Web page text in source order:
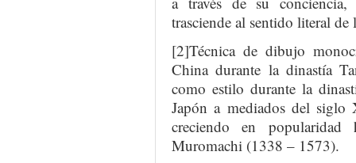
trasciende al sentido literal de
[2]Técnica de dibujo
China durante la dinastía
como estilo durante la
Japón a mediados del
creciendo en
Muromachi (1338 – 1573).